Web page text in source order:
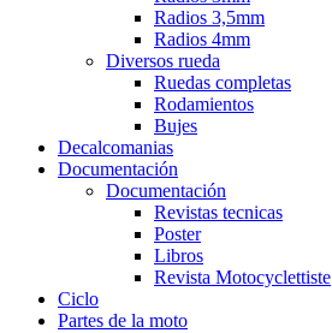
Radios 3,5mm
Radios 4mm
Diversos rueda
Ruedas completas
Rodamientos
Bujes
Decalcomanias
Documentación
Documentación
Revistas tecnicas
Poster
Libros
Revista Motocyclettiste
Ciclo
Partes de la moto